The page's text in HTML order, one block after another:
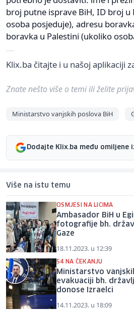
broj putne isprave BiH, ID broj u
osoba posjeduje), adresu
boravka u Palestini (ukoliko
Klix.ba čitajte i u našoj aplikaciji
Znate nešto više o temi ili želite
Ministarstvo vanjskih poslova BiH
Dodajte Klix.ba među omiljene
Više na istu temu
OSMJESI NA LICIMA
Ambasador BiH u
fotografije bh.
Gaze
18.11.2023. u 12:39
54 NA ČEKANJU
Ministarstvo
evakuaciji bh.
donose Izraelci
14.11.2023. u 18:09